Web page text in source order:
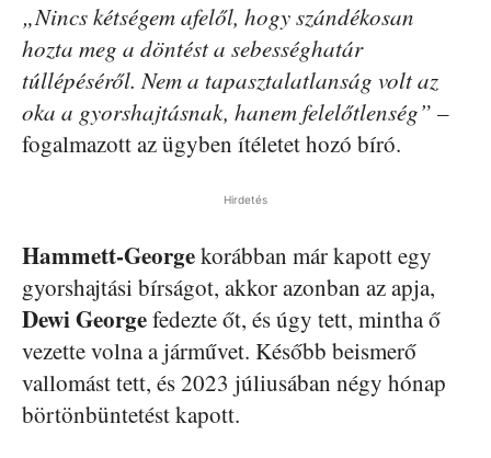
„Nincs kétségem afelől, hogy szándékosan
hozta meg a döntést a sebességhatár
túllépéséről. Nem a tapasztalatlanság volt az
oka a gyorshajtásnak, hanem felelőtlenség” –
fogalmazott az ügyben ítéletet hozó bíró.
Hirdetés
Hammett-Georgekorábban már kapott egy
gyorshajtási bírságot, akkor azonban az apja,
Dewi Georgefedezte őt, és úgy tett, mintha ő
vezette volna a járművet. Később beismerő
vallomást tett, és 2023 júliusában négy hónap
börtönbüntetést kapott.